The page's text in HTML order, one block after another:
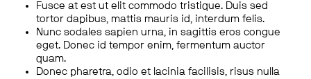
Fusce at est ut elit commodo tristique. Duis sed
tortor dapibus, mattis mauris id, interdum felis.
Nunc sodales sapien urna, in sagittis eros congue
eget. Donec id tempor enim, fermentum auctor
quam.
Donec pharetra, odio et lacinia facilisis, risus nulla